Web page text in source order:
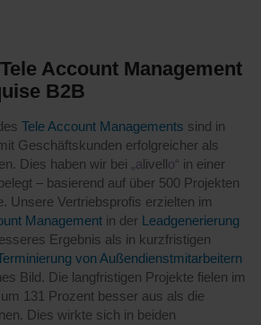
Account Management
B2B
Tele Account Managements sind in
Geschäftskunden erfolgreicher als
Dies haben wir bei „alivello“ in einer
– basierend auf über 500 Projekten
Unsere Vertriebsprofis erzielten im
Management in der Leadgenerierung
Ergebnis als in kurzfristigen
von Außendienstmitarbeitern
Bild. Die langfristigen Projekte fielen im
131 Prozent besser aus als die
Dies wirkte sich in beiden